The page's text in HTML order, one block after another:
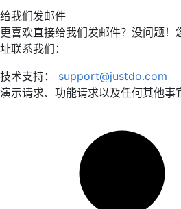
给我们发邮件
更喜欢直接给我们发邮件？没问题
址联系我们：
技术支持： support@justdo.com
演示请求、功能请求以及任何其他事